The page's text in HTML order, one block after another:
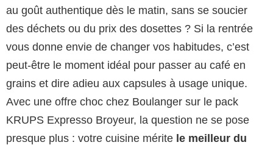
au goût authentique dès le matin, sans se soucier
des déchets ou du prix des dosettes ? Si la rentrée
vous donne envie de changer vos habitudes, c’est
peut-être le moment idéal pour passer au café en
grains et dire adieu aux capsules à usage unique.
Avec une offre choc chez Boulanger sur le pack
KRUPS Expresso Broyeur, la question ne se pose
presque plus : votre cuisine mérite le meilleur du